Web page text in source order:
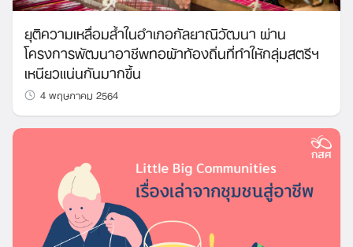
ยุติความเหลื่อมล้ำในอำเภอกัลยาณิวัฒนา ผ่าน
โครงการพัฒนาอาชีพทอผ้าท้องถิ่นที่ทำให้กลุ่มสตรีฯ
เหนียวแน่นกันมากขึ้น
4 พฤษภาคม 2564